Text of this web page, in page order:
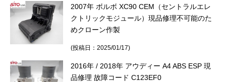
2007年 ボルボ XC90 CEM（セントラルエレ
クトリックモジュール）現品修理不可能のた
めクローン作製
(投稿日：2025/01/17)
2016年 / 2018年 アウディー A4 ABS ESP 現
品修理 故障コード C123EF0